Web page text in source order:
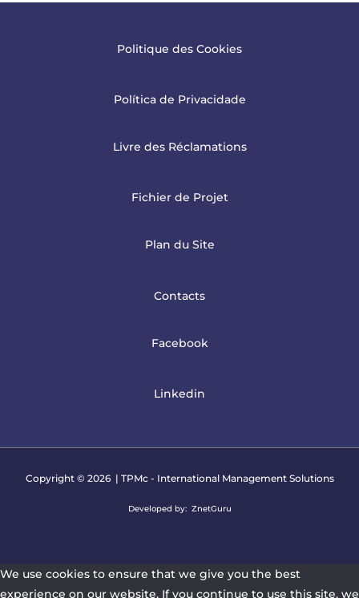
Politique des Cookies
Política de Privacidade
Livre des Réclamations
Fichier de Projet
Plan du Site
Contacts
Facebook
Linkedin
Copyright © 2026 | TPMc - International Management Solutions
Developed by: ZnetGuru
We use cookies to ensure that we give you the best
experience on our website. If you continue to use this site, we